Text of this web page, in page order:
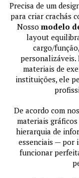
Precisa de um
para criar crachás
Nosso modelo
layout
cargo/
personalizáveis.
materiais de
instituições, ele
De acordo com
materiais
hierarquia de
essenciais — por
funcionar